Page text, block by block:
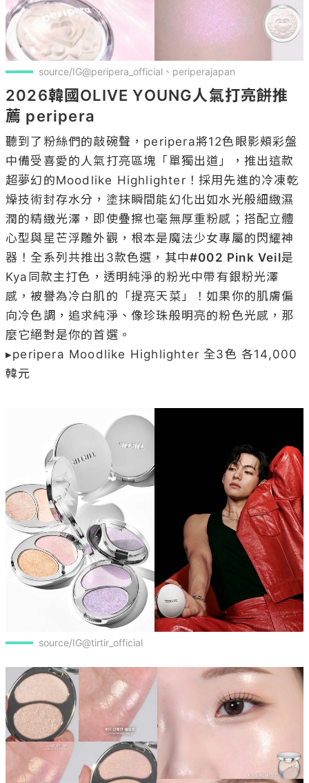
source/IG@peripera_official、periperajapan
2026韓國OLIVE YOUNG人氣打亮餅推
薦 peripera
聽到了粉絲們的敲碗聲，peripera將12色眼影頰彩盤
中備受喜愛的人氣打亮區塊「單獨出道」，推出這款
超夢幻的Moodlike Highlighter！採用先進的冷凍乾
燥技術封存水分，塗抹瞬間能幻化出如水光般細緻濕
潤的精緻光澤，即使疊擦也毫無厚重粉感；搭配立體
心型與星芒浮雕外觀，根本是魔法少女專屬的閃耀神
器！全系列共推出3款色選，其中#002 Pink Veil是
Kya同款主打色，透明純淨的粉光中帶有銀粉光澤
感，被譽為冷白肌的「提亮天菜」！如果你的肌膚偏
向冷色調，追求純淨、像珍珠般明亮的粉色光感，那
麼它絕對是你的首選。
▸peripera Moodlike Highlighter 全3色 各14,000
韓元
source/IG@tirtir_official